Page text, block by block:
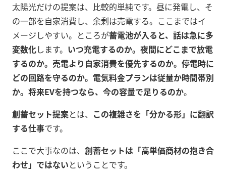
太陽光だけの提案は、比較的単純です。昼に発電し、そ
の一部を自家消費し、余剰は売電する。ここまではイ
メージしやすい。ところが蓄電池が入ると、話は急に多
変数化します。 いつ充電するのか。夜間にどこまで放電
するのか。売電より自家消費を優先するのか。停電時に
どの回路を守るのか。電気料金プランは従量か時間帯別
か。将来EVを持つなら、今の容量で足りるのか。
創蓄セット提案とは、 この複雑さを「分かる形」に翻訳
する仕事です。
ここで大事なのは、 創蓄セットは「高単価商材の抱き合
わせ」ではないということです。